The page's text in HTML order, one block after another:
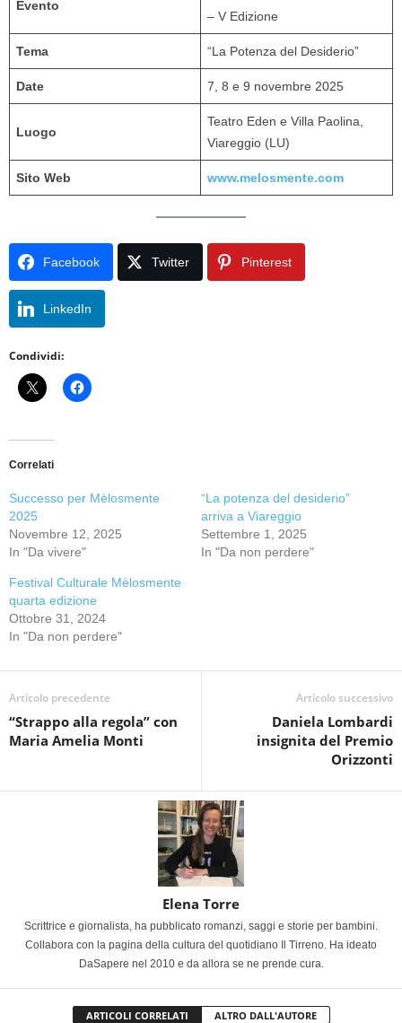
Evento
– V Edizione
Tema “La Potenza del Desiderio”
Date 7, 8 e 9 novembre 2025
Luogo
Teatro Eden e Villa Paolina,
Viareggio (LU)
Sito Web www.melosmente.com
Facebook Twitter Pinterest
LinkedIn
Condividi:
Correlati
Successo per Mèlosmente
2025
Novembre 12, 2025
In "Da vivere"
“La potenza del desiderio”
arriva a Viareggio
Settembre 1, 2025
In "Da non perdere"
Festival Culturale Mèlosmente
quarta edizione
Ottobre 31, 2024
In "Da non perdere"
Articolo precedente
“Strappo alla regola” con
Maria Amelia Monti
Articolo successivo
Daniela Lombardi
insignita del Premio
Orizzonti
Elena Torre
Scrittrice e giornalista, ha pubblicato romanzi, saggi e storie per bambini.
Collabora con la pagina della cultura del quotidiano Il Tirreno. Ha ideato
DaSapere nel 2010 e da allora se ne prende cura.
ARTICOLI CORRELATI ALTRO DALL'AUTORE